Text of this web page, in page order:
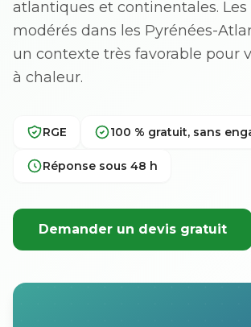
atlantiques et continentales.
modérés dans les Pyrénées-
un contexte très favorable pour
à chaleur.
RGE 100 % gratuit, sans
Réponse sous 48 h
Demander un devis gratuit